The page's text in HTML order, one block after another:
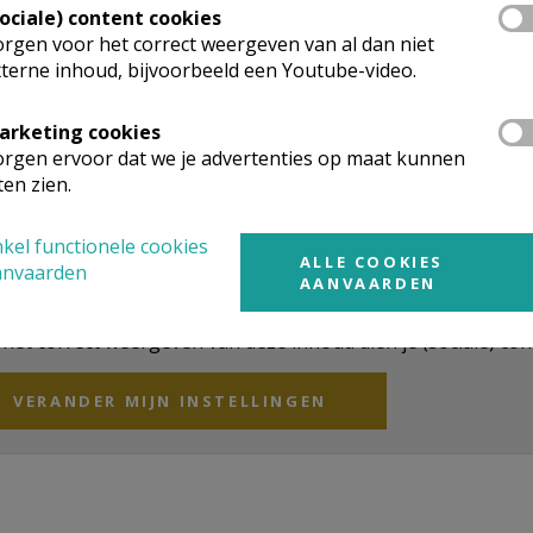
internationalevideotrailer! ...
correct weergeven van deze inhoud dien je (sociale)
VERANDER MIJN INSTELLINGEN
content cookies
voor het correct weergeven van al dan niet
inhoud, bijvoorbeeld een Youtube-video.
cookies
ervoor dat we je advertenties op maat kunnen
zien.
functionele cookies
ALLE COOKIES
AANVAARDEN